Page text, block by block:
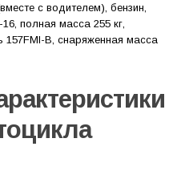
с водителем), бензин,
полная масса 255 кг,
157FMI-B, снаряженная масса